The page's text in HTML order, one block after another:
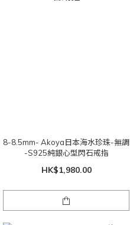
8-8.5mm- Akoya日本海水珍珠-無調
-S925純銀心型閃石戒指
HK$1,980.00